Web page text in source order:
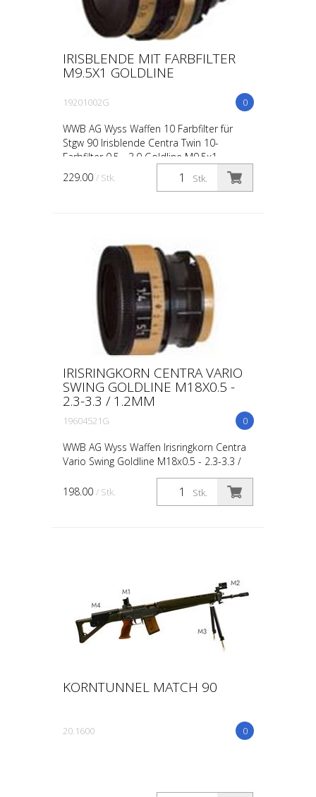
IRISBLENDE MIT FARBFILTER
M9.5X1 GOLDLINE
0
19201002G
WWB AG Wyss Waffen 10 Farbfilter für
Stgw 90 Irisblende Centra Twin 10-
Farbfilter 0.5 - 3.0 Goldline M9.5x1
hellgrau, grau, dunkelgrau, C41 blue, C41
UV, gelb, grün, oran...
Stk.
229.00 / Stk.
IRISRINGKORN CENTRA VARIO
SWING GOLDLINE M18X0.5 -
2.3-3.3 / 1.2MM
0
19604521G
WWB AG Wyss Waffen Irisringkorn Centra
Vario Swing Goldline M18x0.5 - 2.3-3.3 /
Stk.
198.00 / Stk.
KORNTUNNEL MATCH 90
0
20.1600